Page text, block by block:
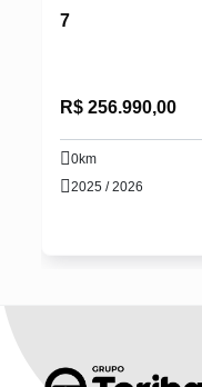
7
R$ 256.990,00
0km
2025 / 2026